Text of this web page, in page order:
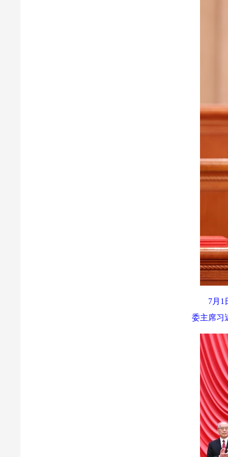
7月1
委主席习